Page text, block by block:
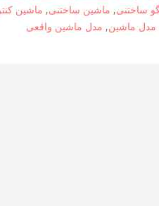
ساختنی, ماشین ساختنی, ماشین
مدل ماشین, مدل ماشین واقعی